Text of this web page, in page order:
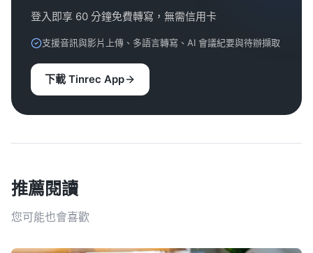
登入即享 60 分鐘免費轉寫，無需信用卡
支援音訊與影片上傳、多語言轉寫、AI 會議紀要與待辦擷取
下載 Tinrec App
推薦閱讀
您可能也會喜歡